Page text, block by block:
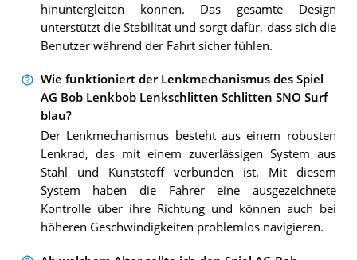
hinuntergleiten können. Das gesamte Design
unterstützt die Stabilität und sorgt dafür, dass sich die
Benutzer während der Fahrt sicher fühlen.
Wie funktioniert der Lenkmechanismus des Spiel
AG Bob Lenkbob Lenkschlitten Schlitten SNO Surf
blau?
Der Lenkmechanismus besteht aus einem robusten
Lenkrad, das mit einem zuverlässigen System aus
Stahl und Kunststoff verbunden ist. Mit diesem
System haben die Fahrer eine ausgezeichnete
Kontrolle über ihre Richtung und können auch bei
höheren Geschwindigkeiten problemlos navigieren.